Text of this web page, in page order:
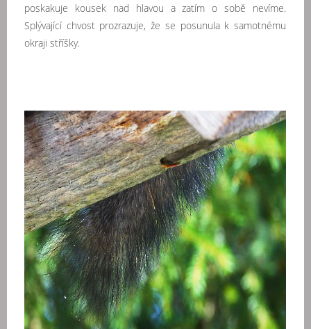
poskakuje kousek nad hlavou a zatím o sobě nevíme.
Splývající chvost prozrazuje, že se posunula k samotnému
okraji stříšky.